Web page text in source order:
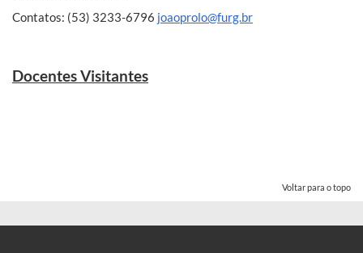
Contatos: (53) 3233-6796 joaoprolo@furg.br
Docentes Visitantes
Voltar para o topo